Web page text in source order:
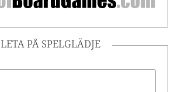
LETA PÅ SPELGLÄDJE